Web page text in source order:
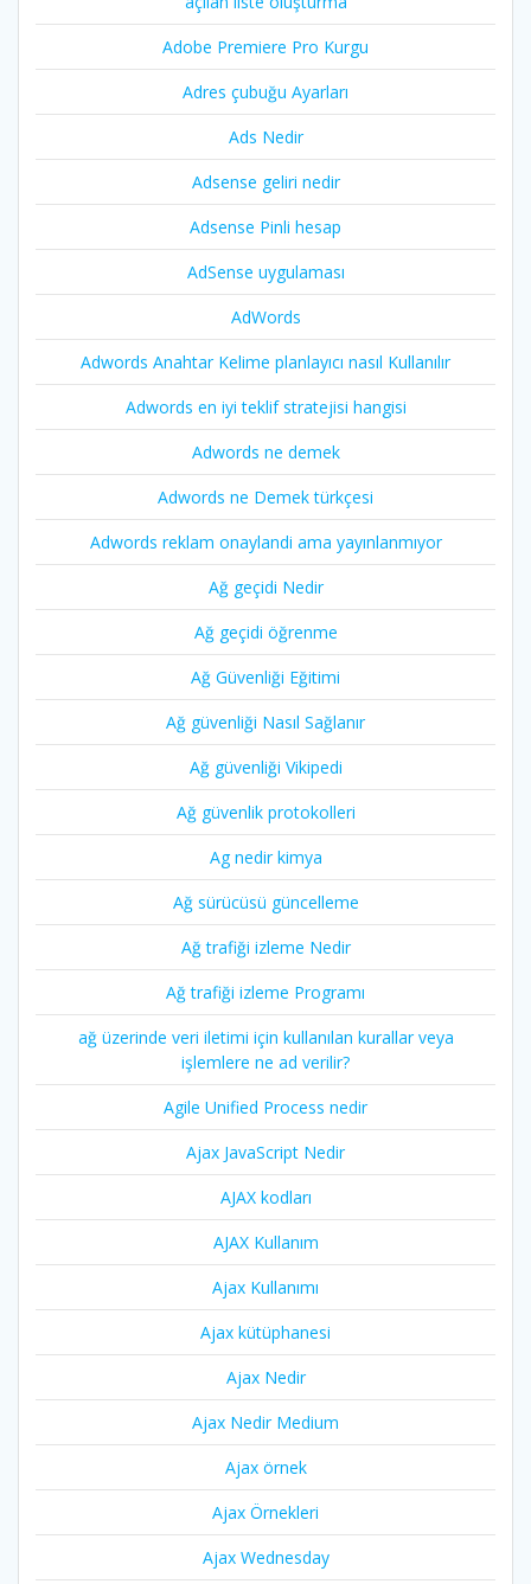
Adobe Premiere Pro Kurgu
Adres çubuğu Ayarları
Ads Nedir
Adsense geliri nedir
Adsense Pinli hesap
AdSense uygulaması
AdWords
Adwords Anahtar Kelime planlayıcı nasıl Kullanılır
Adwords en iyi teklif stratejisi hangisi
Adwords ne demek
Adwords ne Demek türkçesi
Adwords reklam onaylandi ama yayınlanmıyor
Ağ geçidi Nedir
Ağ geçidi öğrenme
Ağ Güvenliği Eğitimi
Ağ güvenliği Nasıl Sağlanır
Ağ güvenliği Vikipedi
Ağ güvenlik protokolleri
Ag nedir kimya
Ağ sürücüsü güncelleme
Ağ trafiği izleme Nedir
Ağ trafiği izleme Programı
ağ üzerinde veri iletimi için kullanılan kurallar veya
işlemlere ne ad verilir?
Agile Unified Process nedir
Ajax JavaScript Nedir
AJAX kodları
AJAX Kullanım
Ajax Kullanımı
Ajax kütüphanesi
Ajax Nedir
Ajax Nedir Medium
Ajax örnek
Ajax Örnekleri
Ajax Wednesday